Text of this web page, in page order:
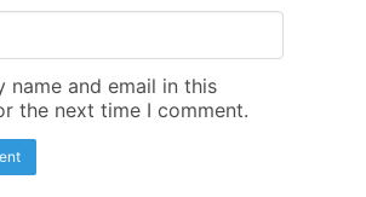
name and email in this
the next time I comment.